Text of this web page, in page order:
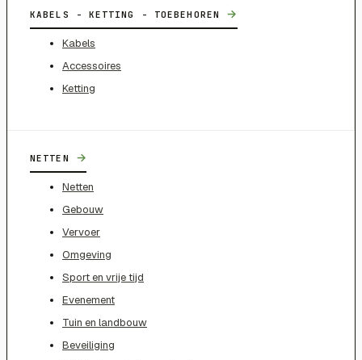
KABELS - KETTING - TOEBEHOREN →
Kabels
Accessoires
Ketting
NETTEN →
Netten
Gebouw
Vervoer
Omgeving
Sport en vrije tijd
Evenement
Tuin en landbouw
Beveiliging